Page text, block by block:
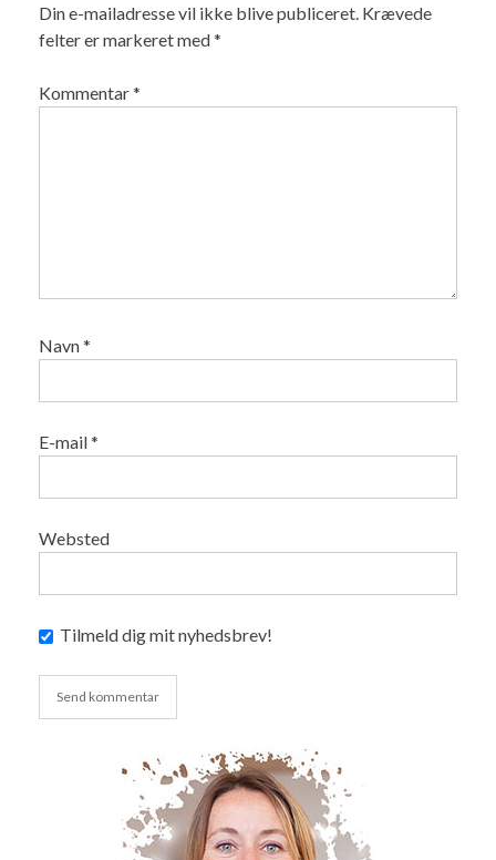
Din e-mailadresse vil ikke blive publiceret. Krævede
felter er markeret med*
Kommentar*
Navn*
E-mail*
Websted
Tilmeld dig mit nyhedsbrev!